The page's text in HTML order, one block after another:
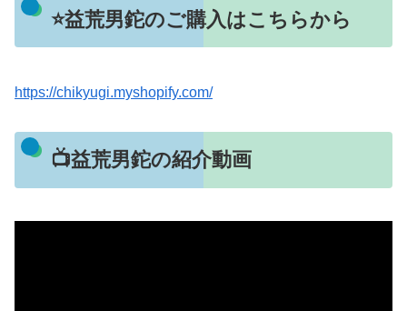
⭐益荒男鉈のご購入はこちらから
https://chikyugi.myshopify.com/
📺益荒男鉈の紹介動画